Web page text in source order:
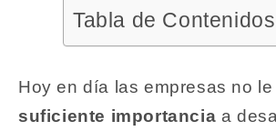
Tabla de Contenidos
Hoy en día las empresas no le
suficiente importancia a